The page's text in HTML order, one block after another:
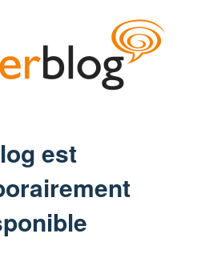
est